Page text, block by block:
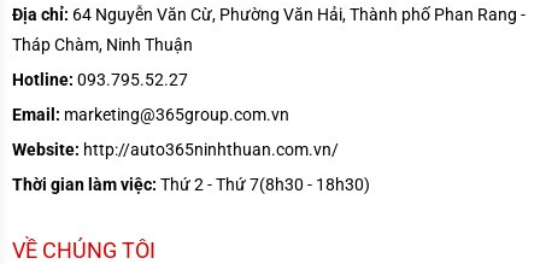
Địa chỉ: 64 Nguyễn Văn Cừ, Phường Văn Hải, Thành phố Phan Rang -
Tháp Chàm, Ninh Thuận
Hotline: 093.795.52.27
Email: marketing@365group.com.vn
Website: http://auto365ninhthuan.com.vn/
Thời gian làm việc: Thứ 2 - Thứ 7(8h30 - 18h30)
VỀ CHÚNG TÔI